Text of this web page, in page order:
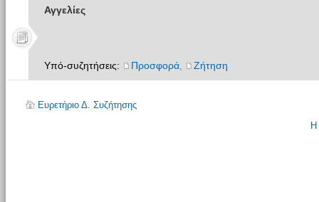
Αγγελίες
Υπό-συζητήσεις: Προσφορά, Ζήτηση
Ευρετήριο Δ. Συζήτησης
Η